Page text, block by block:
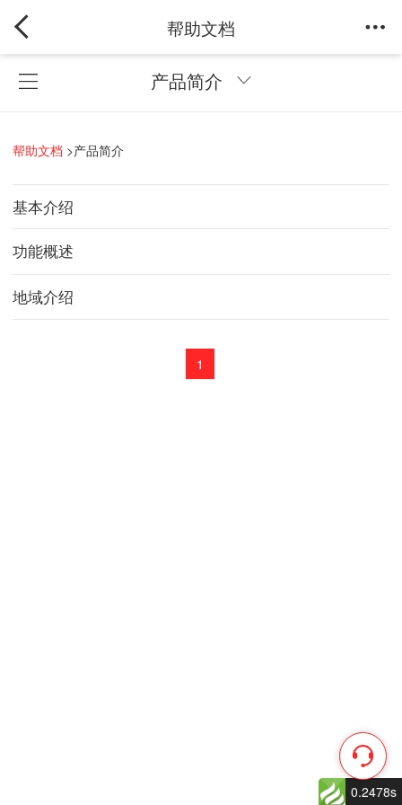
帮助文档
产品简介
帮助文档 >产品简介
基本介绍
功能概述
地域介绍
1
0.2478s